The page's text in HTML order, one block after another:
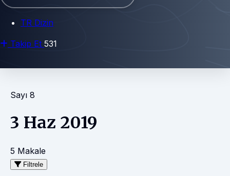
TR Dizin
Takip Et 531
Sayı 8
3 Haz 2019
5 Makale
Filtrele